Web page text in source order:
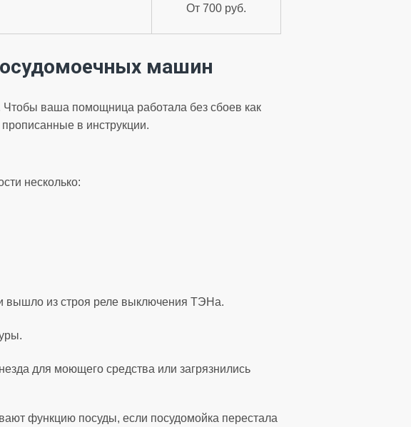
От 700 руб.
машин
ваша помощница работала без сбоев как
в инструкции.
несколько:
вышло из строя реле выключения ТЭНа.
для моющего средства или загрязнились
функцию посуды, если посудомойка перестала